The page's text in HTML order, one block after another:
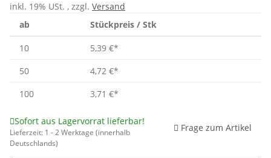
inkl. 19% USt. , zzgl. Versand
ab
Stückpreis / Stk
10 5,39 €*
50
4,72 €*
100
3,71 €*
Sofort aus Lagervorrat lieferbar!
Lieferzeit: 1 - 2 Werktage (innerhalb
Deutschlands)
Frage zum Artikel